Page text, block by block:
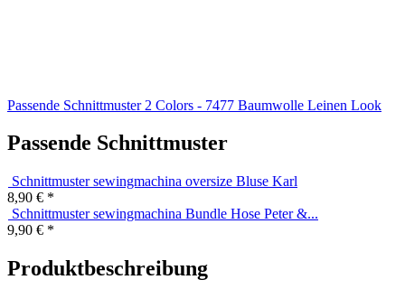
Passende Schnittmuster 2 Colors - 7477 Baumwolle Leinen Look
Passende Schnittmuster
Schnittmuster sewingmachina oversize Bluse Karl
8,90 € *
Schnittmuster sewingmachina Bundle Hose Peter &...
9,90 € *
Produktbeschreibung